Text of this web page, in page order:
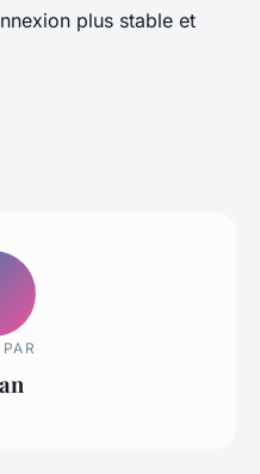
plus stable et